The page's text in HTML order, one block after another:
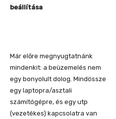
beállítása
Már előre megnyugtatnánk
mindenkit: a beüzemelés nem
egy bonyolult dolog. Mindössze
egy laptopra/asztali
számítógépre, és egy utp
(vezetékes) kapcsolatra van